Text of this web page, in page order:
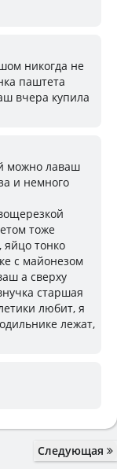
никогда не
паштета
вчера купила
можно лаваш
и немного
тоже
яйцо тонко
с майонезом
а сверху
старшая
любит, я
лежат,
Следующая